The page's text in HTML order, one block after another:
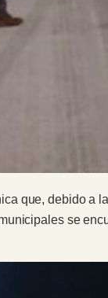
que, debido a
se